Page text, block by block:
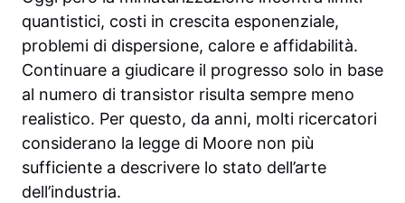
quantistici, costi in crescita esponenziale,
problemi di dispersione, calore e affidabilità.
Continuare a giudicare il progresso solo in base
al numero di transistor risulta sempre meno
realistico. Per questo, da anni, molti ricercatori
considerano la legge di Moore non più
sufficiente a descrivere lo stato dell’arte
dell’industria.